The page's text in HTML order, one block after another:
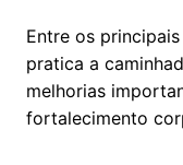
Entre os
pratica a
melhorias
fortalecimento